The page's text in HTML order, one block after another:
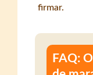
firmar.
FAQ: